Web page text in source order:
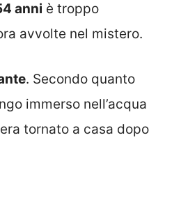
anni è troppo
avvolte nel mistero.
. Secondo quanto
immerso nell’acqua
tornato a casa dopo